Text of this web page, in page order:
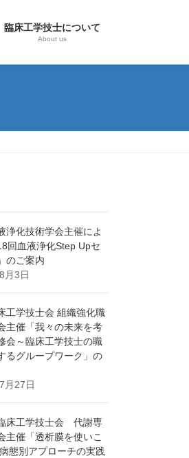
臨床工学技士について
About us
浄化技術学会主催によ
回血液浄化Step Upセ
のご案内
月3日
工学技士会 組織強化職
主催「我々の未来を考
会～臨床工学技士の職
るグループワーク」の
月27日
床工学技士会 代謝専
主催「透析膜を使いこ
態別アプローチの実践